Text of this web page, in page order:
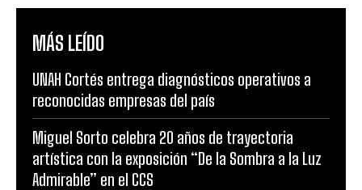
MÁS LEÍDO
UNAH Cortés entrega diagnósticos operativos a
reconocidas empresas del país
Miguel Sorto celebra 20 años de trayectoria
artística con la exposición “De la Sombra a la Luz
Admirable” en el CCS